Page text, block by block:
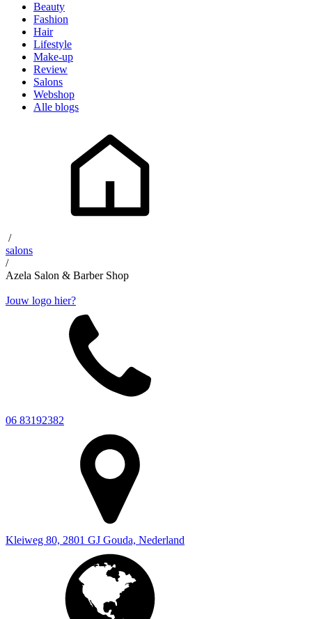
Beauty
Fashion
Hair
Lifestyle
Make-up
Review
Salons
Webshop
Alle blogs
/
salons
/
Azela Salon & Barber Shop
Jouw logo hier?
06 83192382
Kleiweg 80, 2801 GJ Gouda, Nederland